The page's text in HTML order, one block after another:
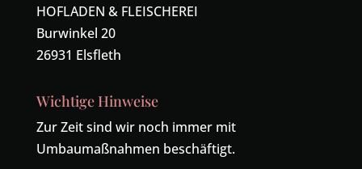
HOFLADEN & FLEISCHEREI
Burwinkel 20
26931 Elsfleth
Wichtige Hinweise
Zur Zeit sind wir noch immer mit
Umbaumaßnahmen beschäftigt.